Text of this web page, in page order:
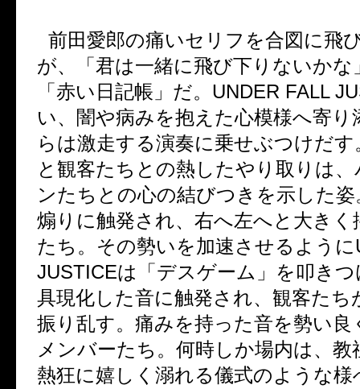
前田愛郎の痛いセリフを合図に飛
が、「君は一緒に飛び下りないかな
「赤い日記帳」だ。 UNDER FALL
い、闇や病みを抱えた心模様へ寄り
らは激走する演奏に乗せぶつけだ
と観客たちとの熱したやり取りは
ンたちとの心の結びつきを示した
煽りに触発され、右へ左へと大きく
たち。その勢いを加速させるように
JUSTICEは「デスゲーム」を叩き
具現化した音に触発され、観客たち
振り乱す。痛みを持った音を勢い良
メンバーたち。何時しか場内は、教
熱狂に嬉しく溺れる儀式のような様